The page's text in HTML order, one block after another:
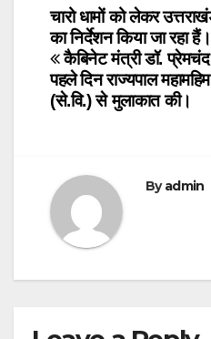
Post
navigation
चारो धामों को लेकर
का निर्देशन किया जा रहा
कैबिनेट मंत्री डॉ.
पहले दिन राज्यपाल
(से.वि.) से मुलाकात की।
Byadmin